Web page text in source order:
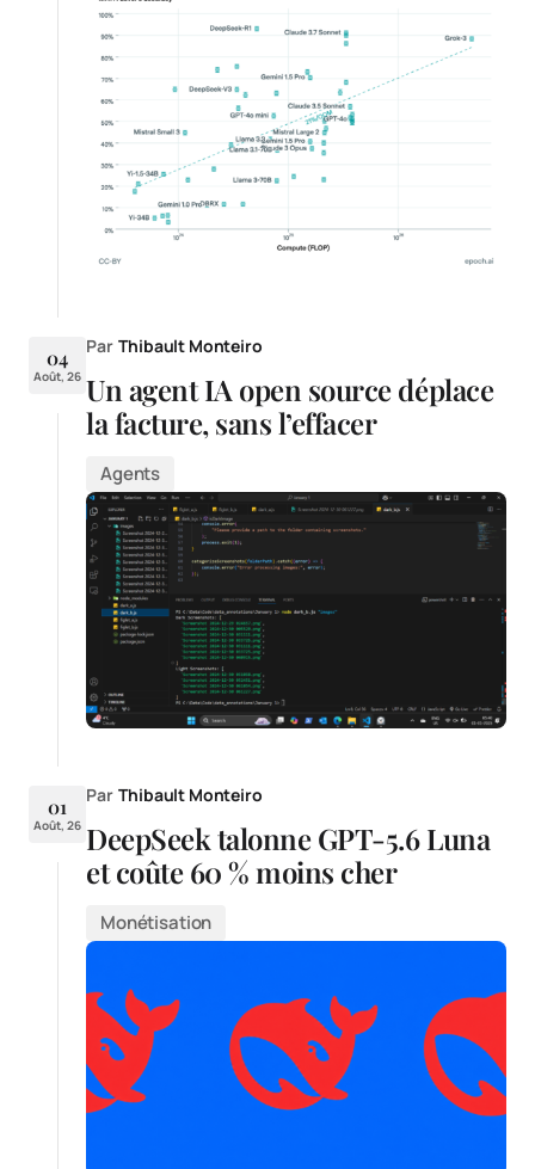
04
Août, 26
Par Thibault Monteiro
Un agent IA open source déplace
la facture, sans l’effacer
Agents
01
Août, 26
Par Thibault Monteiro
DeepSeek talonne GPT-5.6 Luna
et coûte 60 % moins cher
Monétisation